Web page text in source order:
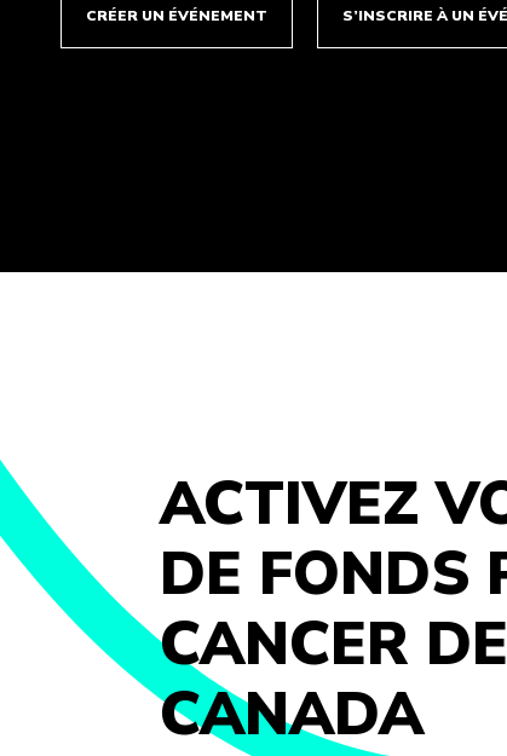
CRÉER UN ÉVÉNEMENT S’INSCRIRE À UN
ACTIVEZ
DE FONDS
CANCER
CANADA